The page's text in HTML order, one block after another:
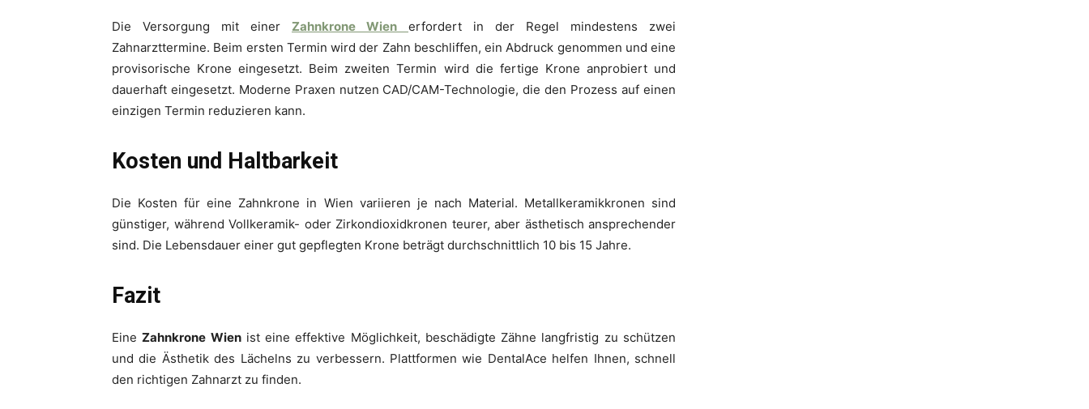
Die Versorgung mit einer Zahnkrone Wien
erfordert in der Regel mindestens zwei
Zahnarzttermine. Beim ersten Termin wird der Zahn beschliffen, ein Abdruck genommen und eine
provisorische Krone eingesetzt. Beim zweiten Termin wird die fertige Krone anprobiert und
dauerhaft eingesetzt. Moderne Praxen nutzen CAD/CAM-Technologie, die den Prozess auf einen
einzigen Termin reduzieren kann.
Kosten und Haltbarkeit
Die Kosten für eine Zahnkrone in Wien variieren je nach Material. Metallkeramikkronen sind
günstiger, während Vollkeramik- oder Zirkondioxidkronen teurer, aber ästhetisch ansprechender
sind. Die Lebensdauer einer gut gepflegten Krone beträgt durchschnittlich 10 bis 15 Jahre.
Fazit
EineZahnkrone Wienist eine effektive Möglichkeit, beschädigte Zähne langfristig zu schützen
und die Ästhetik des Lächelns zu verbessern. Plattformen wie DentalAce helfen Ihnen, schnell
den richtigen Zahnarzt zu finden.